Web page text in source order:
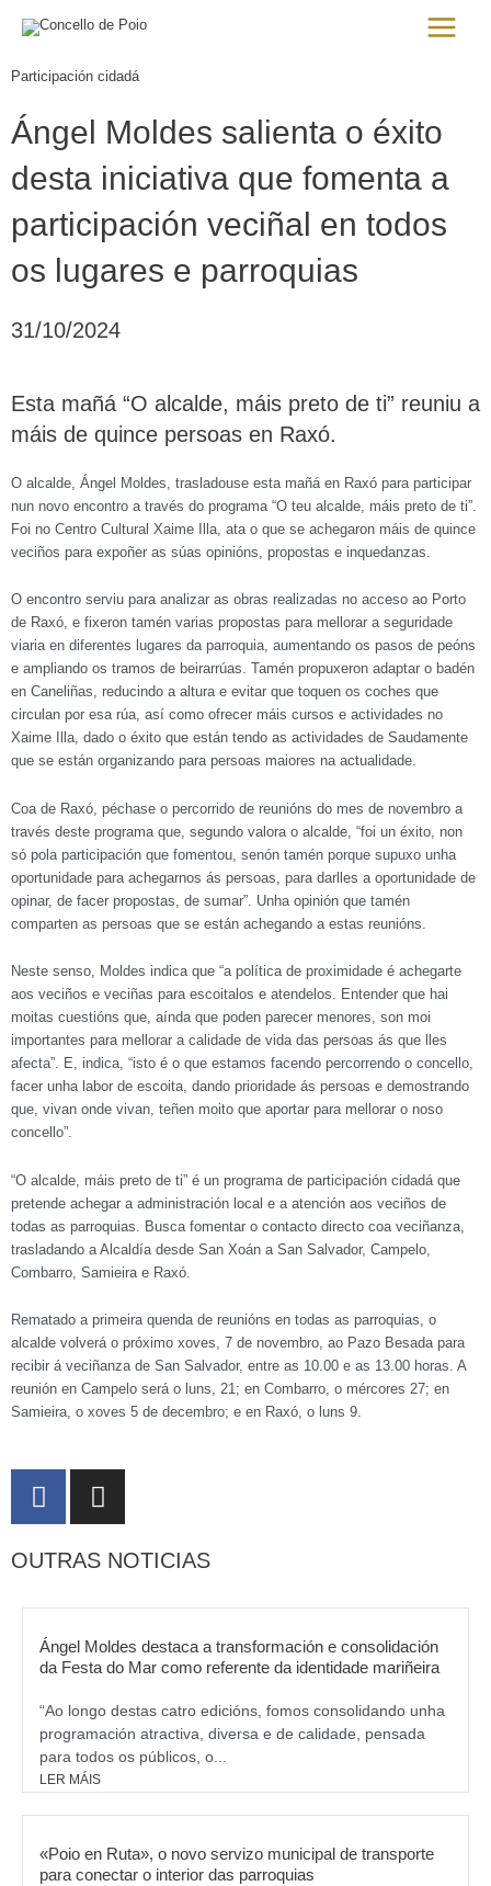
Main
Participación cidadá
Ángel Moldes salienta o éxito
desta iniciativa que fomenta a
participación veciñal en todos
os lugares e parroquias
31/10/2024
Esta mañá “O alcalde, máis preto de ti” reuniu a
máis de quince persoas en Raxó.
O alcalde, Ángel Moldes, trasladouse esta mañá en Raxó para participar
nun novo encontro a través do programa “O teu alcalde, máis preto de ti”.
Foi no Centro Cultural Xaime Illa, ata o que se achegaron máis de quince
veciños para expoñer as súas opinións, propostas e inquedanzas.
O encontro serviu para analizar as obras realizadas no acceso ao Porto
de Raxó, e fixeron tamén varias propostas para mellorar a seguridade
viaria en diferentes lugares da parroquia, aumentando os pasos de peóns
e ampliando os tramos de beirarrúas. Tamén propuxeron adaptar o badén
en Caneliñas, reducindo a altura e evitar que toquen os coches que
circulan por esa rúa, así como ofrecer máis cursos e actividades no
Xaime Illa, dado o éxito que están tendo as actividades de Saudamente
que se están organizando para persoas maiores na actualidade.
Coa de Raxó, péchase o percorrido de reunións do mes de novembro a
través deste programa que, segundo valora o alcalde, “foi un éxito, non
só pola participación que fomentou, senón tamén porque supuxo unha
oportunidade para achegarnos ás persoas, para darlles a oportunidade de
opinar, de facer propostas, de sumar”. Unha opinión que tamén
comparten as persoas que se están achegando a estas reunións.
Neste senso, Moldes indica que “a política de proximidade é achegarte
aos veciños e veciñas para escoitalos e atendelos. Entender que hai
moitas cuestións que, aínda que poden parecer menores, son moi
importantes para mellorar a calidade de vida das persoas ás que lles
afecta”. E, indica, “isto é o que estamos facendo percorrendo o concello,
facer unha labor de escoita, dando prioridade ás persoas e demostrando
que, vivan onde vivan, teñen moito que aportar para mellorar o noso
concello”.
“O alcalde, máis preto de ti” é un programa de participación cidadá que
pretende achegar a administración local e a atención aos veciños de
todas as parroquias. Busca fomentar o contacto directo coa veciñanza,
trasladando a Alcaldía desde San Xoán a San Salvador, Campelo,
Combarro, Samieira e Raxó.
Rematado a primeira quenda de reunións en todas as parroquias, o
alcalde volverá o próximo xoves, 7 de novembro, ao Pazo Besada para
recibir á veciñanza de San Salvador, entre as 10.00 e as 13.00 horas. A
reunión en Campelo será o luns, 21; en Combarro, o mércores 27; en
Samieira, o xoves 5 de decembro; e en Raxó, o luns 9.
F
a
e
o
o
k
I
n
t
g
r
a
m
OUTRAS NOTICIAS
Ángel Moldes destaca a transformación e consolidación
da Festa do Mar como referente da identidade mariñeira
“Ao longo destas catro edicións, fomos consolidando unha
programación atractiva, diversa e de calidade, pensada
para todos os públicos, o...
LER MÁIS
«Poio en Ruta», o novo servizo municipal de transporte
para conectar o interior das parroquias